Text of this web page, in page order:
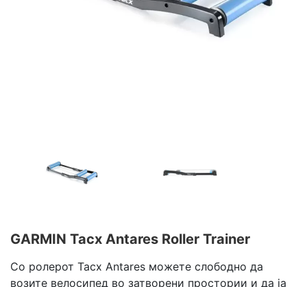
GARMIN Tacx Antares Roller Trainer
Со ролерот Tacx Antares можете слободно да
возите велосипед во затворени простории и да ја